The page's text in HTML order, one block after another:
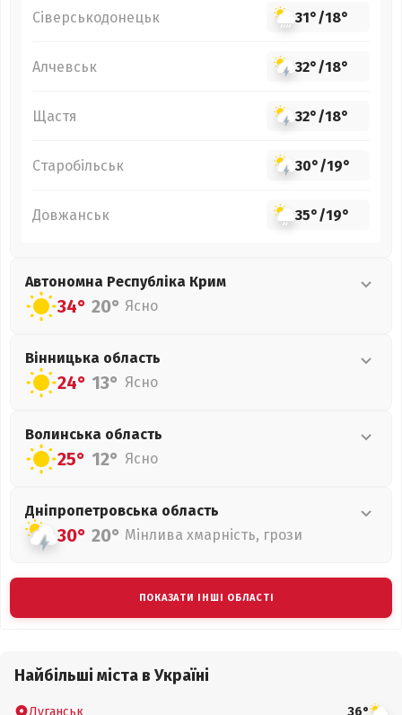
Сіверськодонецьк 31°/18°
Алчевськ 32°/18°
Щастя 32°/18°
Старобільськ 30°/19°
Довжанськ 35°/19°
Автономна Республіка Крим
34° 20° Ясно
Вінницька область
24° 13° Ясно
Волинська область
25° 12° Ясно
Дніпропетровська область
30° 20° Мінлива хмарність, грози
ПОКАЗАТИ ІНШІ ОБЛАСТІ
Найбільші міста в Україні
Луганськ 36°